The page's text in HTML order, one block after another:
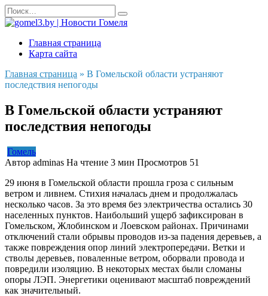
Перейти
к
содержанию
Search
for:
Главная страница
Карта сайта
Главная страница » В Гомельской области устраняют
последствия непогоды
В Гомельской области устраняют
последствия непогоды
Гомель
Автор adminas На чтение 3 мин Просмотров 51
29 июня в Гомельской области прошла гроза с сильным
ветром и ливнем. Стихия началась днем и продолжалась
несколько часов. За это время без электричества остались 30
населенных пунктов. Наибольший ущерб зафиксирован в
Гомельском, Жлобинском и Лоевском районах. Причинами
отключений стали обрывы проводов из-за падения деревьев, а
также повреждения опор линий электропередачи. Ветки и
стволы деревьев, поваленные ветром, оборвали провода и
повредили изоляцию. В некоторых местах были сломаны
опоры ЛЭП. Энергетики оценивают масштаб повреждений
как значительный.